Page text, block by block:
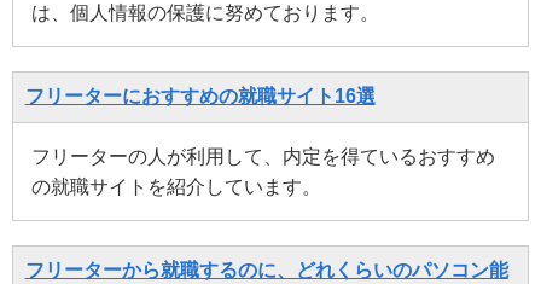
は、個人情報の保護に努めております。
フリーターにおすすめの就職サイト16選
フリーターの人が利用して、内定を得ているおすすめ
の就職サイトを紹介しています。
フリーターから就職するのに、どれくらいのパソコン能